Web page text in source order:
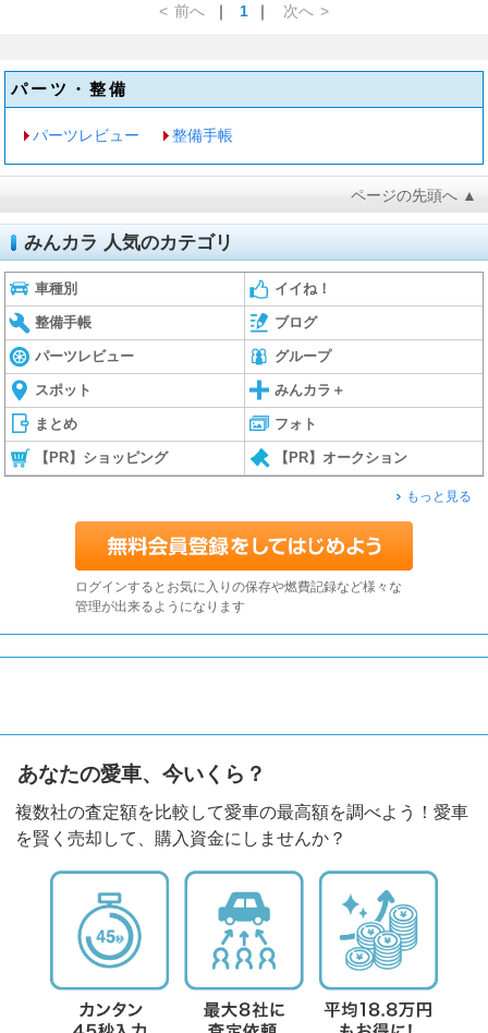
< 前へ ｜ 1 ｜ 次へ >
パーツ・整備
パーツレビュー 整備手帳
ページの先頭へ ▲
みんカラ 人気のカテゴリ
車種別 イイね！
整備手帳 ブログ
パーツレビュー グループ
スポット みんカラ＋
まとめ フォト
【PR】ショッピング 【PR】オークション
もっと見る
ログインするとお気に入りの保存や燃費記録など様々な
管理が出来るようになります
あなたの愛車、今いくら？
複数社の査定額を比較して愛車の最高額を調べよう！愛車
を賢く売却して、購入資金にしませんか？